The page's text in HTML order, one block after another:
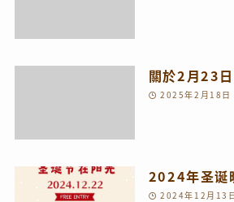
關於2月23
2025年2月18日
2024年圣诞
2024年12月13